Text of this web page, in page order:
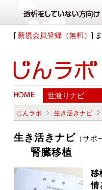
[ 新規会員登録（無料）]
じんラボ 生き活きナビ
生き活きナビ （サポ
腎臓移植
移
情